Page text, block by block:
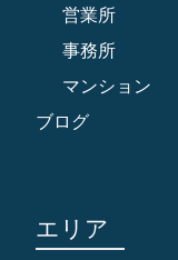
営業所
事務所
マンション
ブログ
エリア